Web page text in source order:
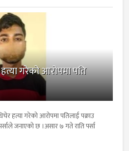
गरेको आरोपमा पति
हत्या गरेको आरोपमा पतिलाई पक्राउ
जनाएको छ ।असार ७ गते राति पर्सा